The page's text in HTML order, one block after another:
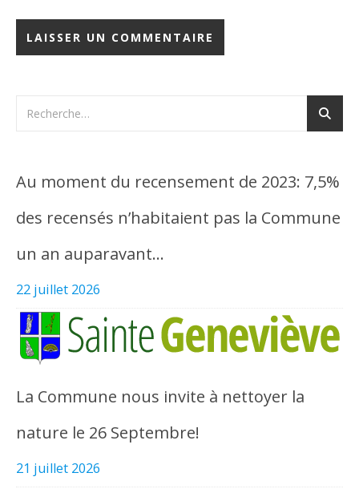
Au moment du recensement de 2023: 7,5%
des recensés n’habitaient pas la Commune
un an auparavant…
22 juillet 2026
La Commune nous invite à nettoyer la
nature le 26 Septembre!
21 juillet 2026